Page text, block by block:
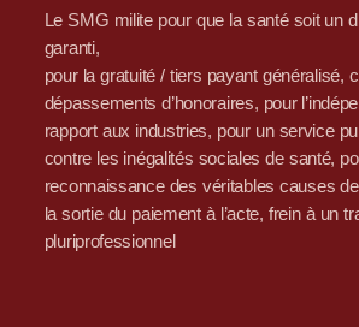
Le SMG milite pour que la santé soit un
garanti,
pour la gratuité / tiers payant généralisé,
dépassements d’honoraires, pour
rapport aux industries, pour un service
contre les inégalités sociales de santé,
reconnaissance des véritables causes
la sortie du paiement à l’acte, frein à un
pluriprofessionnel